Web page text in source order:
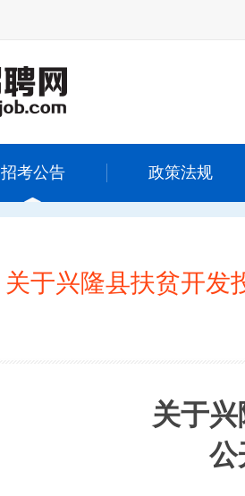
招考公告 政策法规
关于兴隆县扶贫开发
关于
公